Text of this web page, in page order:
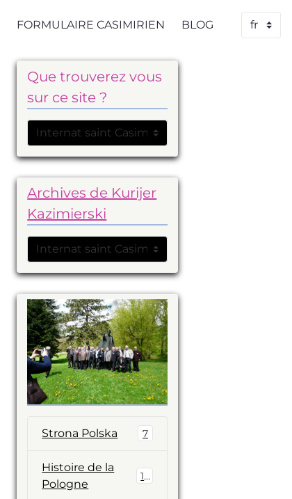
FORMULAIRE CASIMIRIEN BLOG
Que trouverez vous
sur ce site ?
Archives de Kurijer
Kazimierski
Strona Polska 7
Histoire de la
Pologne
14